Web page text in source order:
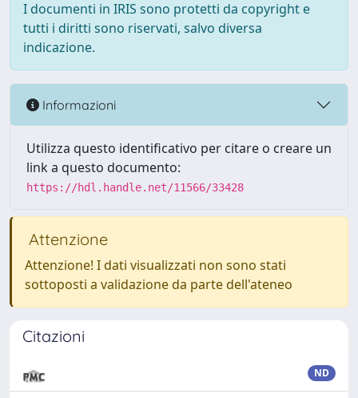
I documenti in IRIS sono protetti da copyright e
tutti i diritti sono riservati, salvo diversa
indicazione.
Informazioni
Utilizza questo identificativo per citare o creare un
link a questo documento:
https://hdl.handle.net/11566/33428
Attenzione
Attenzione! I dati visualizzati non sono stati
sottoposti a validazione da parte dell'ateneo
Citazioni
ND